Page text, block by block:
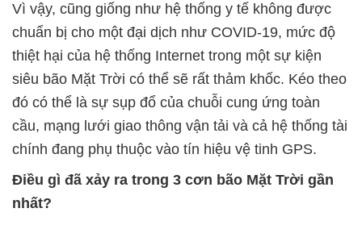
Vì vậy, cũng giống như hệ thống y tế không được
chuẩn bị cho một đại dịch như COVID-19, mức độ
thiệt hại của hệ thống Internet trong một sự kiện
siêu bão Mặt Trời có thể sẽ rất thảm khốc. Kéo theo
đó có thể là sự sụp đổ của chuỗi cung ứng toàn
cầu, mạng lưới giao thông vận tải và cả hệ thống tài
chính đang phụ thuộc vào tín hiệu vệ tinh GPS.
Điều gì đã xảy ra trong 3 cơn bão Mặt Trời gần
nhất?